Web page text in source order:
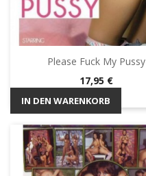
Please Fuck My Pussy
Preis
17,95 €
IN DEN WARENKORB